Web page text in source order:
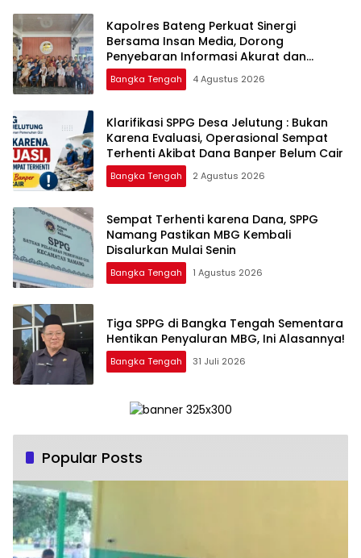
‎Kapolres Bateng Perkuat Sinergi
Bersama Insan Media, Dorong
Penyebaran Informasi Akurat dan
Layanan Polri 110
Bangka Tengah 4 Agustus 2026
‎Klarifikasi SPPG Desa Jelutung : Bukan
Karena Evaluasi, Operasional Sempat
Terhenti Akibat Dana Banper Belum Cair
Bangka Tengah 2 Agustus 2026
‎Sempat Terhenti karena Dana, SPPG
Namang Pastikan MBG Kembali
Disalurkan Mulai Senin
Bangka Tengah 1 Agustus 2026
‎Tiga SPPG di Bangka Tengah Sementara
Bangka Tengah 31 Juli 2026
Popular Posts